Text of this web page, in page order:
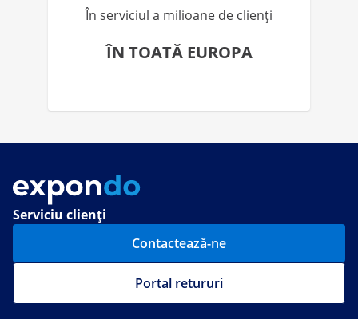
În serviciul a milioane de clienți
ÎN TOATĂ EUROPA
Serviciu clienți
Contactează-ne
Portal retururi